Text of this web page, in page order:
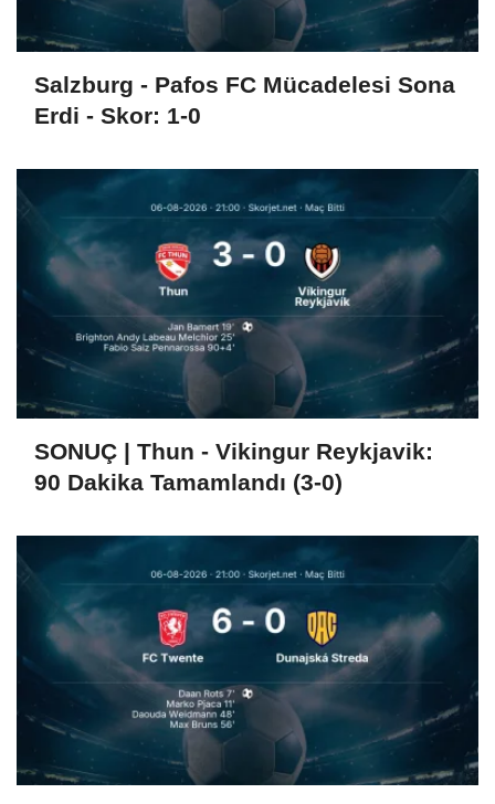
Salzburg - Pafos FC Mücadelesi Sona
Erdi - Skor: 1-0
SONUÇ | Thun - Vikingur Reykjavik:
90 Dakika Tamamlandı (3-0)